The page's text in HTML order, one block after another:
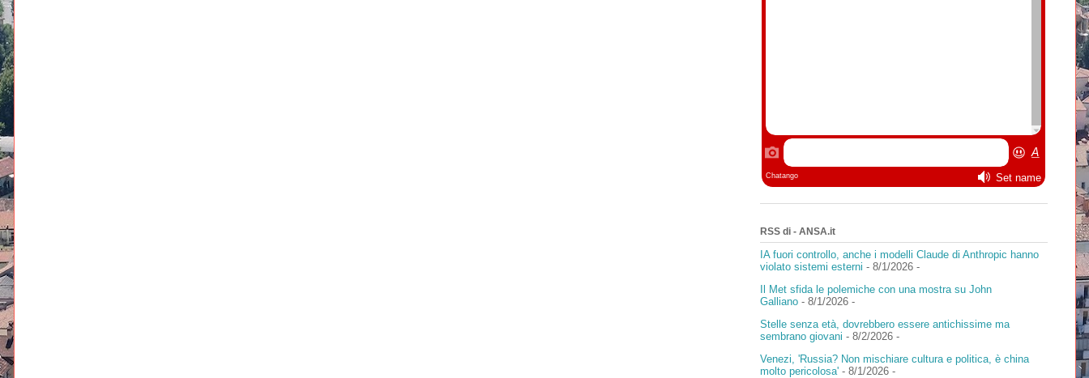
RSS di - ANSA.it
IA fuori controllo, anche i modelli Claude di Anthropic hanno
violato sistemi esterni - 8/1/2026-
Il Met sfida le polemiche con una mostra su John
Galliano- 8/1/2026-
Stelle senza età, dovrebbero essere antichissime ma
sembrano giovani - 8/2/2026-
Venezi, 'Russia? Non mischiare cultura e politica, è china
molto pericolosa'- 8/1/2026-